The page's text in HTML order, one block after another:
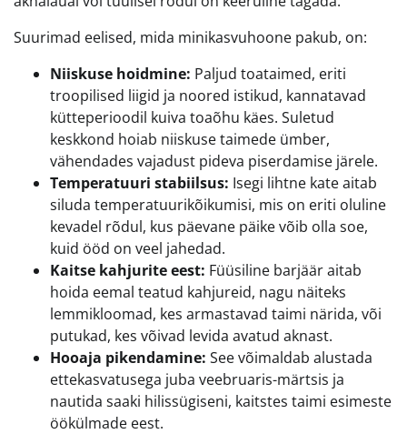
Suurimad eelised, mida minikasvuhoone pakub, on:
Niiskuse hoidmine: Paljud toataimed, eriti
troopilised liigid ja noored istikud, kannatavad
kütteperioodil kuiva toaõhu käes. Suletud
keskkond hoiab niiskuse taimede ümber,
vähendades vajadust pideva piserdamise järele.
Temperatuuri stabiilsus: Isegi lihtne kate aitab
siluda temperatuurikõikumisi, mis on eriti oluline
kevadel rõdul, kus päevane päike võib olla soe,
kuid ööd on veel jahedad.
Kaitse kahjurite eest: Füüsiline barjäär aitab
hoida eemal teatud kahjureid, nagu näiteks
lemmikloomad, kes armastavad taimi närida, või
putukad, kes võivad levida avatud aknast.
Hooaja pikendamine: See võimaldab alustada
ettekasvatusega juba veebruaris-märtsis ja
nautida saaki hilissügiseni, kaitstes taimi esimeste
öökülmade eest.